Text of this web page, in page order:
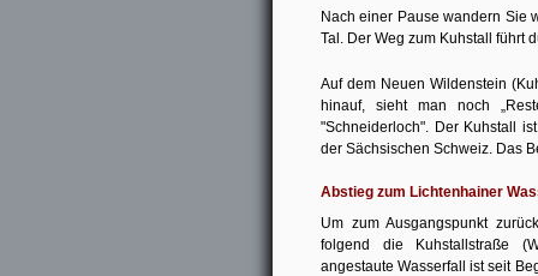
Nach einer Pause wandern Sie
Tal. Der Weg zum Kuhstall führt
Auf dem Neuen Wildenstein
hinauf, sieht man noch
"Schneiderloch". Der Kuhstall
der Sächsischen Schweiz. Das
Abstieg zum Lichtenhainer
Um zum Ausgangspunkt
folgend die Kuhstallstraße
angestaute Wasserfall ist seit